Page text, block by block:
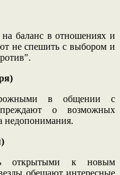
баланс в отношениях и
не спешить с выбором и
в общении с
о возможных
недопонимания.
открытыми к новым
обещают интересные